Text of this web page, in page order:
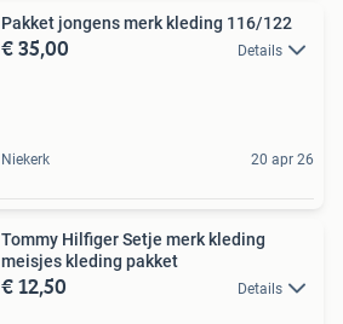
Pakket jongens merk kleding 116/122
€ 35,00 Details
Niekerk 20 apr 26
Tommy Hilfiger Setje merk kleding
meisjes kleding pakket
€ 12,50 Details